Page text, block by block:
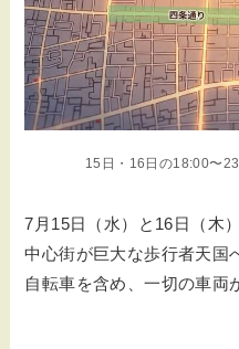
15日・16日の18:00〜
7月15日（水）と16日（木
中心街が巨大な歩行者天国
自転車を含め、一切の車両